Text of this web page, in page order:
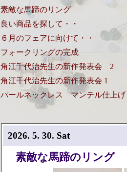
素敵な馬蹄のリング
良い商品を探して・・
６月のフェアに向けて・・
フォークリングの完成
角江千代治先生の新作発表会 2
角江千代治先生の新作発表会 1
パールネックレス マンテル仕上げ
2026. 5. 30. Sat
素敵な馬蹄のリング